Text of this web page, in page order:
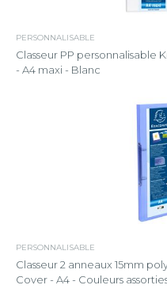
PERSONNALISABLE
Classeur PP personnalisable
- A4 maxi - Blanc
PERSONNALISABLE
Classeur 2 anneaux 15mm
Cover - A4 - Couleurs